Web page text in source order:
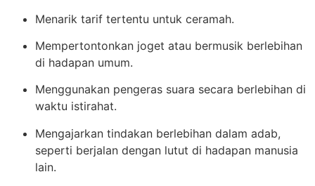
Menarik tarif tertentu untuk ceramah.
Mempertontonkan joget atau bermusik berlebihan
di hadapan umum.
Menggunakan pengeras suara secara berlebihan di
waktu istirahat.
Mengajarkan tindakan berlebihan dalam adab,
seperti berjalan dengan lutut di hadapan manusia
lain.